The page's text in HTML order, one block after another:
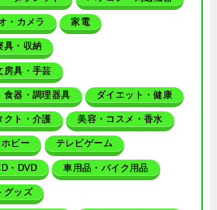
・カメラ 家電
具・収納
房具・手芸
食器・調理器具 ダイエット・健康
クト・介護 美容・コスメ・香水
ホビー テレビゲーム
・DVD 車用品・バイク用品
グッズ